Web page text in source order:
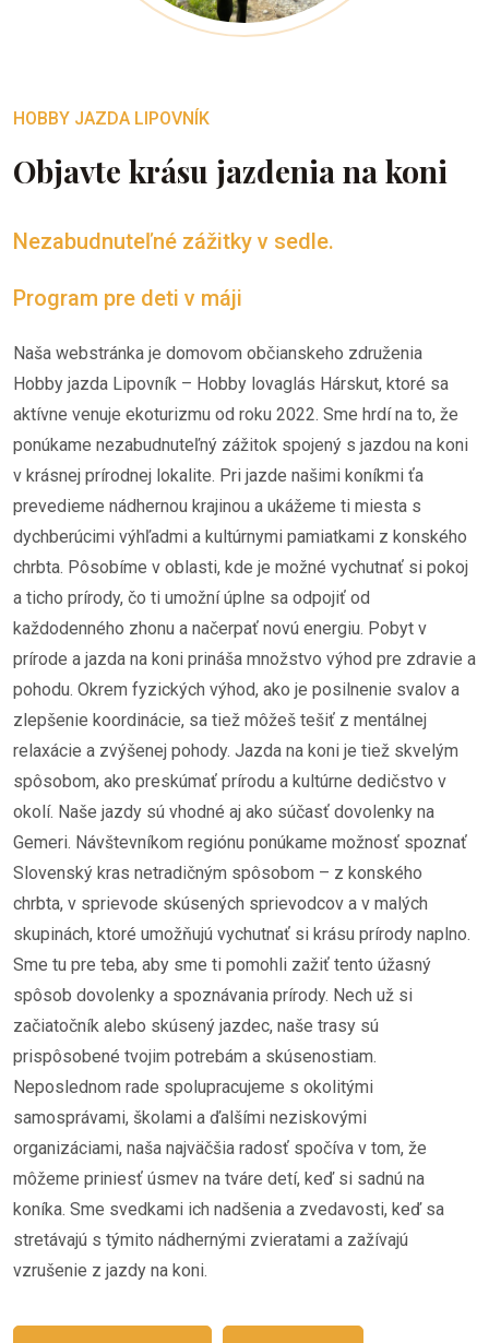
HOBBY JAZDA LIPOVNÍK
Objavte krásu jazdenia na koni
Nezabudnuteľné zážitky v sedle.
Program pre deti v máji
Naša webstránka je domovom občianskeho združenia
Hobby jazda Lipovník – Hobby lovaglás Hárskut, ktoré sa
aktívne venuje ekoturizmu od roku 2022. Sme hrdí na to, že
ponúkame nezabudnuteľný zážitok spojený s jazdou na koni
v krásnej prírodnej lokalite. Pri jazde našimi koníkmi ťa
prevedieme nádhernou krajinou a ukážeme ti miesta s
dychberúcimi výhľadmi a kultúrnymi pamiatkami z konského
chrbta. Pôsobíme v oblasti, kde je možné vychutnať si pokoj
a ticho prírody, čo ti umožní úplne sa odpojiť od
každodenného zhonu a načerpať novú energiu. Pobyt v
prírode a jazda na koni prináša množstvo výhod pre zdravie a
pohodu. Okrem fyzických výhod, ako je posilnenie svalov a
zlepšenie koordinácie, sa tiež môžeš tešiť z mentálnej
relaxácie a zvýšenej pohody. Jazda na koni je tiež skvelým
spôsobom, ako preskúmať prírodu a kultúrne dedičstvo v
okolí. Naše jazdy sú vhodné aj ako súčasť dovolenky na
Gemeri. Návštevníkom regiónu ponúkame možnosť spoznať
Slovenský kras netradičným spôsobom – z konského
chrbta, v sprievode skúsených sprievodcov a v malých
skupinách, ktoré umožňujú vychutnať si krásu prírody naplno.
Sme tu pre teba, aby sme ti pomohli zažiť tento úžasný
spôsob dovolenky a spoznávania prírody. Nech už si
začiatočník alebo skúsený jazdec, naše trasy sú
prispôsobené tvojim potrebám a skúsenostiam.
Neposlednom rade spolupracujeme s okolitými
samosprávami, školami a ďalšími neziskovými
organizáciami, naša najväčšia radosť spočíva v tom, že
môžeme priniesť úsmev na tváre detí, keď si sadnú na
koníka. Sme svedkami ich nadšenia a zvedavosti, keď sa
stretávajú s týmito nádhernými zvieratami a zažívajú
vzrušenie z jazdy na koni.